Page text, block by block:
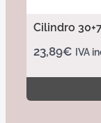
Cilindro
23,89€ IVA